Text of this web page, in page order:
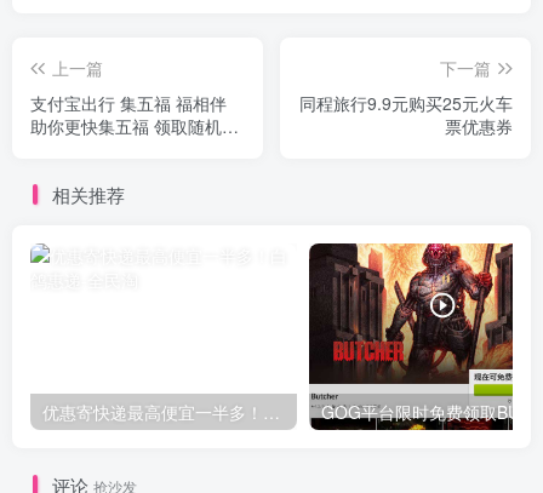
上一篇
支付宝出行 集五福 福相伴
助你更快集五福 领取随机五
下一篇
同程旅行9.9元购买25元火车
票优惠券
相关推荐
优惠寄快递最高便宜一半多！白鸽惠递
评论 抢沙发